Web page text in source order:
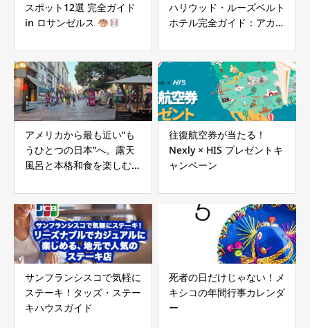
スポット12選 完全ガイド
in ロサンゼルス
ハリウッド・ルーズベルト
ホテル完全ガイド：アカデ
の宿泊体験
アメリカから最も近い“も
うひとつの日本”へ。露天
風呂と本格和食を楽しむ、
QUERETARO」
往復航空券が当たる！
Nexly × HIS プレゼントキ
ャンペーン
サンフランシスコで気軽に
ステーキ！タッズ・ステー
キハウスガイド
死者の日だけじゃない！メ
キシコの年間行事カレンダ
ー